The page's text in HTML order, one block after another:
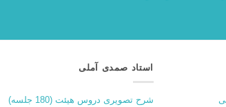
استاد صمدی آملی
شرح تصویری دروس هیئت (180 جلسه)